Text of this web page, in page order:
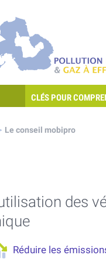
les POllutioNs en
DE L'AIR ET LES GAZ À
CLÉS POUR
Le conseil mobipro
des
Réduire les